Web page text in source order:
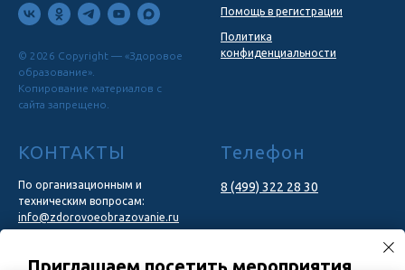
© 2026 Copyright — «Здоровое
образование».
Копирование материалов с
сайта запрещено.
Помощь в регистрации
Политика
конфиденциальности
КОНТАКТЫ
По организационным и
техническим вопросам:
info@zdorovoeobrazovanie.ru
marketing@congresscentr.com
Телефон
8 (499) 322 28 30